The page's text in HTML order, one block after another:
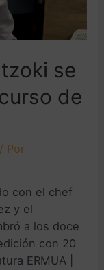
se
de
/ Por
con el chef
y el
a los doce
con 20
ERMUA |